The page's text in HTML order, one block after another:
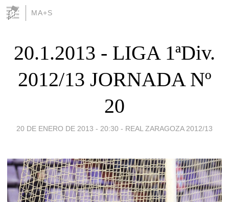
MA+S
20.1.2013 - LIGA 1ªDiv.
2012/13 JORNADA Nº
20
20 DE ENERO DE 2013 - 20:30 - REAL ZARAGOZA 2012/13